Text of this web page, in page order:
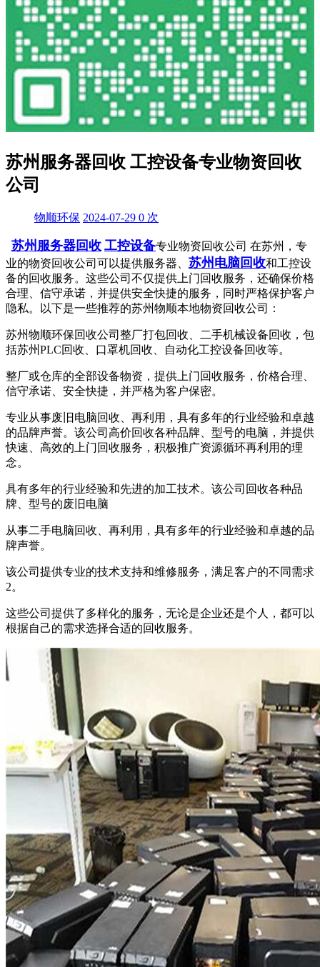
苏州服务器回收 工控设备专业物资回收
公司
物顺环保 2024-07-29 0 次
苏州服务器回收 工控设备专业物资回收公司 在苏州，专
业的物资回收公司可以提供服务器、 苏州电脑回收和工控设
备的回收服务。这些公司不仅提供上门回收服务，还确保价格
合理、信守承诺，并提供安全快捷的服务，同时严格保护客户
隐私。以下是一些推荐的苏州物顺本地物资回收公司：
苏州物顺环保回收公司整厂打包回收、二手机械设备回收，包
括苏州PLC回收、口罩机回收、自动化工控设备回收等。
整厂或仓库的全部设备物资，提供上门回收服务，价格合理、
信守承诺、安全快捷，并严格为客户保密。
专业从事废旧电脑回收、再利用，具有多年的行业经验和卓越
的品牌声誉。该公司高价回收各种品牌、型号的电脑，并提供
快速、高效的上门回收服务，积极推广资源循环再利用的理
念。
具有多年的行业经验和先进的加工技术。该公司回收各种品
牌、型号的废旧电脑
从事二手电脑回收、再利用，具有多年的行业经验和卓越的品
牌声誉。
该公司提供专业的技术支持和维修服务，满足客户的不同需求
2。
这些公司提供了多样化的服务，无论是企业还是个人，都可以
根据自己的需求选择合适的回收服务。